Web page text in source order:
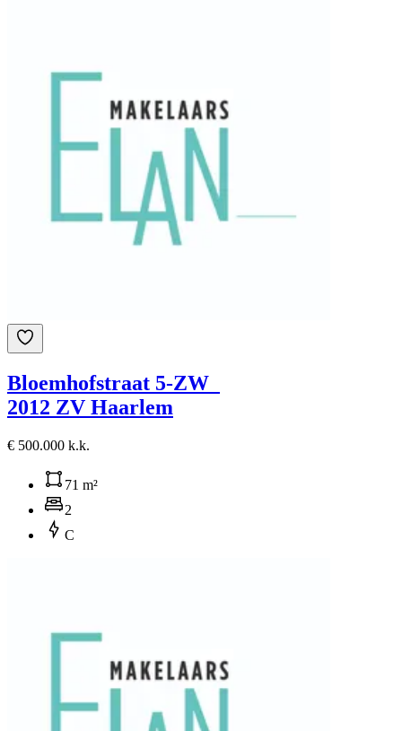
Bloemhofstraat 5-ZW
2012 ZV Haarlem
€ 500.000 k.k.
71 m²
2
C